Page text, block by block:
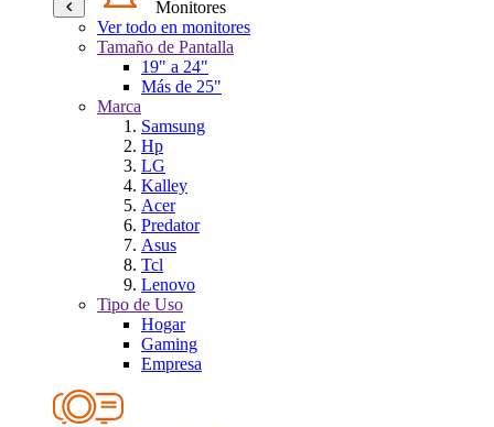
Monitores
Ver todo en monitores
Tamaño de Pantalla
19" a 24"
Más de 25"
Marca
Samsung
Hp
LG
Kalley
Acer
Predator
Asus
Tcl
Lenovo
Tipo de Uso
Hogar
Gaming
Empresa